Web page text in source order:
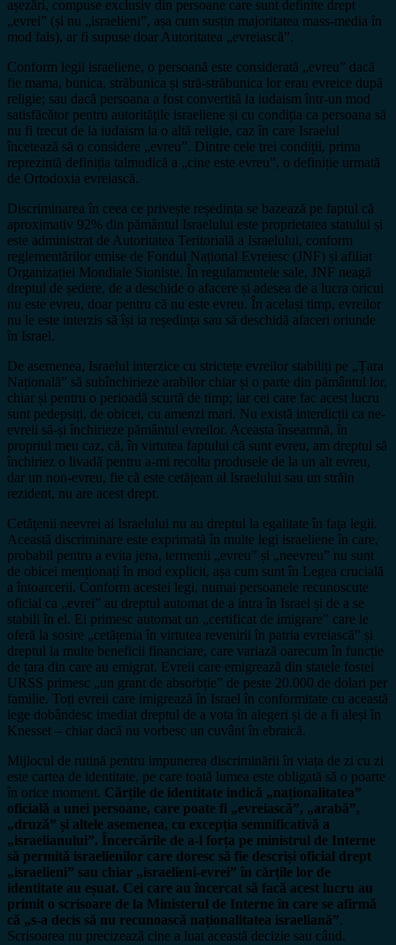
așezări, compuse exclusiv din persoane care sunt definite drept
„evrei” (și nu „israelieni”, așa cum susțin majoritatea mass-media în
mod fals), ar fi supuse doar Autoritatea „evreiască”.
Conform legii israeliene, o persoană este considerată „evreu” dacă
fie mama, bunica, străbunica și stră-străbunica lor erau evreice după
religie; sau dacă persoana a fost convertită la iudaism într-un mod
satisfăcător pentru autoritățile israeliene și cu condiția ca persoana să
nu fi trecut de la iudaism la o altă religie, caz în care Israelul
încetează să o considere „evreu”. Dintre cele trei condiții, prima
reprezintă definiția talmudică a „cine este evreu”, o definiție urmată
de Ortodoxia evreiască.
Discriminarea în ceea ce privește reședința se bazează pe faptul că
aproximativ 92% din pământul Israelului este proprietatea statului și
este administrat de Autoritatea Teritorială a Israelului, conform
reglementărilor emise de Fondul Național Evreiesc (JNF) și afiliat
Organizației Mondiale Sioniste. În regulamentele sale, JNF neagă
dreptul de ședere, de a deschide o afacere și adesea de a lucra oricui
nu este evreu, doar pentru că nu este evreu. În același timp, evreilor
nu le este interzis să își ia reședința sau să deschidă afaceri oriunde
în Israel.
De asemenea, Israelul interzice cu strictețe evreilor stabiliți pe „Țara
Națională” să subînchirieze arabilor chiar și o parte din pământul lor,
chiar și pentru o perioadă scurtă de timp; iar cei care fac acest lucru
sunt pedepsiți, de obicei, cu amenzi mari. Nu există interdicții ca ne-
evreii să-și închirieze pământul evreilor. Aceasta înseamnă, în
propriul meu caz, că, în virtutea faptului că sunt evreu, am dreptul să
închiriez o livadă pentru a-mi recolta produsele de la un alt evreu,
dar un non-evreu, fie că este cetățean al Israelului sau un străin
rezident, nu are acest drept.
Cetăţenii neevrei ai Israelului nu au dreptul la egalitate în faţa legii.
Această discriminare este exprimată în multe legi israeliene în care,
probabil pentru a evita jena, termenii „evreu” și „neevreu” nu sunt
de obicei menționați în mod explicit, așa cum sunt în Legea crucială
a întoarcerii. Conform acestei legi, numai persoanele recunoscute
oficial ca „evrei” au dreptul automat de a intra în Israel și de a se
stabili în el. Ei primesc automat un „certificat de imigrare” care le
oferă la sosire „cetățenia în virtutea revenirii în patria evreiască” și
dreptul la multe beneficii financiare, care variază oarecum în funcție
de țara din care au emigrat. Evreii care emigrează din statele fostei
URSS primesc „un grant de absorbție” de peste 20.000 de dolari per
familie. Toți evreii care imigrează în Israel în conformitate cu această
lege dobândesc imediat dreptul de a vota în alegeri și de a fi aleși în
Knesset – chiar dacă nu vorbesc un cuvânt în ebraică.
Mijlocul de rutină pentru impunerea discriminării în viața de zi cu zi
este cartea de identitate, pe care toată lumea este obligată să o poarte
în orice moment. Cărțile de identitate indică „naționalitatea”
oficială a unei persoane, care poate fi „evreiască”, „arabă”,
„druză” și altele asemenea, cu excepția semnificativă a
„israelianului”. Încercările de a-l forța pe ministrul de Interne
să permită israelienilor care doresc să fie descriși oficial drept
„israelieni” sau chiar „israelieni-evrei” în cărțile lor de
identitate au eșuat. Cei care au încercat să facă acest lucru au
primit o scrisoare de la Ministerul de Interne în care se afirmă
că „s-a decis să nu recunoască naționalitatea israeliană”.
Scrisoarea nu precizează cine a luat această decizie sau când.